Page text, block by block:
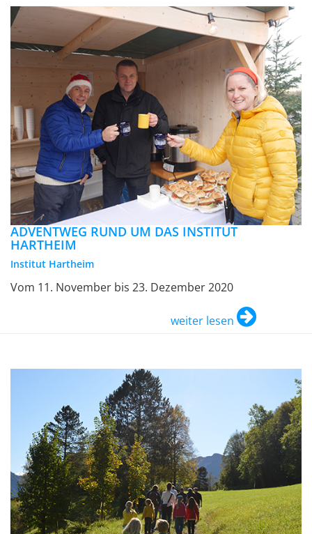
ADVENTWEG RUND UM DAS INSTITUT
HARTHEIM
Institut Hartheim
Vom 11. November bis 23. Dezember 2020
weiter lesen